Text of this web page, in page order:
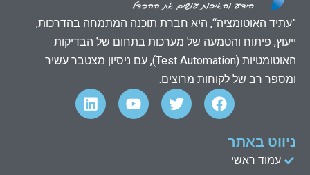
”עתיד האוטומציה“, היא חברת תוכנה המתמחה בהדרכות,
ייעוץ, פיתוח והטמעה של מערכות בתחום של הבדיקות
האוטומטיות (Test Automation), עם ניסיון מצטבר עשיר
ומספר רב של לקוחות מרוצים.
F
a
c
T
w
i
Y
o
u
L
i
n
ניווט באתר
עמוד ראשי